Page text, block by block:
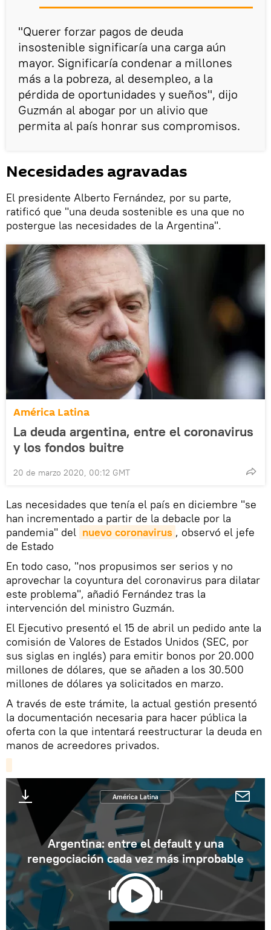
"Querer forzar pagos de deuda
insostenible significaría una carga aún
mayor. Significaría condenar a millones
más a la pobreza, al desempleo, a la
pérdida de oportunidades y sueños", dijo
Guzmán al abogar por un alivio que
permita al país honrar sus compromisos.
Necesidades agravadas
El presidente Alberto Fernández, por su parte,
ratificó que "una deuda sostenible es una que no
postergue las necesidades de la Argentina".
América Latina
La deuda argentina, entre el coronavirus
y los fondos buitre
20 de marzo 2020, 00:12 GMT
Las necesidades que tenía el país en diciembre "se
han incrementado a partir de la debacle por la
pandemia" del nuevo coronavirus , observó el jefe
de Estado
En todo caso, "nos propusimos ser serios y no
aprovechar la coyuntura del coronavirus para dilatar
este problema", añadió Fernández tras la
intervención del ministro Guzmán.
El Ejecutivo presentó el 15 de abril un pedido ante la
comisión de Valores de Estados Unidos (SEC, por
sus siglas en inglés) para emitir bonos por 20.000
millones de dólares, que se añaden a los 30.500
millones de dólares ya solicitados en marzo.
A través de este trámite, la actual gestión presentó
la documentación necesaria para hacer pública la
oferta con la que intentará reestructurar la deuda en
manos de acreedores privados.
América Latina
Argentina: entre el default y una
renegociación cada vez más improbable